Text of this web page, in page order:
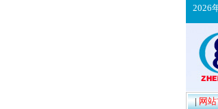
2026
|网